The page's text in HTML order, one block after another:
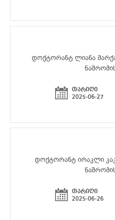
დოქტორანტ ლიანა
თარიღი
2025-06-27
დოქტორანტ ირაკლი
თარიღი
2025-06-26